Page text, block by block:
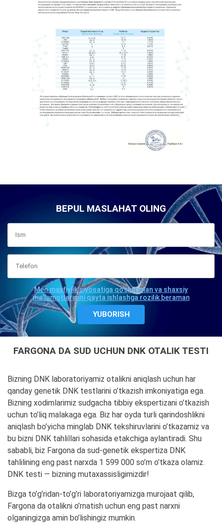
BEPUL MASLAHAT OLING
Men maxfiylik siyosatiga qo'shilaman va shaxsiy
ma'lumotlarimni qayta ishlashga rozilik beraman
FARGONA DA SUD UCHUN DNK OTALIK TESTI
Bizning DNK laboratoriyamiz otalikni aniqlash uchun har
qanday genetik DNK testlarini o’tkazish imkoniyatiga ega.
Bizning xodimlarimiz sudgacha tibbiy ekspertizani o’tkazish
uchun to’liq malakaga ega. Biz har oyda turli qarindoshlikni
aniqlash bo’yicha minglab DNK tekshiruvlarini o’tkazamiz va
bu bizni DNK tahlillari sohasida etakchiga aylantiradi. Shu
sababli, biz Fargona da sud-genetik ekspertiza DNK
tahlilining eng past narxda 1 599 000 so’m o’tkaza olamiz.
DNK testi — bizning mutaxassisligimizdir!
Bizga to’g’ridan-to’g’ri laboratoriyamizga murojaat qilib,
Fargona da otalikni o’rnatish uchun eng past narxni
olganingizga amin bo’lishingiz mumkin.